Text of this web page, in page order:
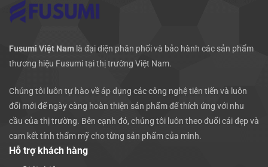
Fusumi Việt Nam là đại diện phân phối và bảo hành các sản phẩm
thương hiệu Fusumi tại thị trường Việt Nam.
Chúng tôi luôn tự hào về áp dụng các công nghệ tiên tiến và luôn
đổi mới để ngày càng hoàn thiện sản phẩm để thích ứng với nhu
cầu của thị trường. Bên cạnh đó, chúng tôi luôn theo đuổi cái đẹp và
cam kết tính thẩm mỹ cho từng sản phẩm của mình.
Hỗ trợ khách hàng